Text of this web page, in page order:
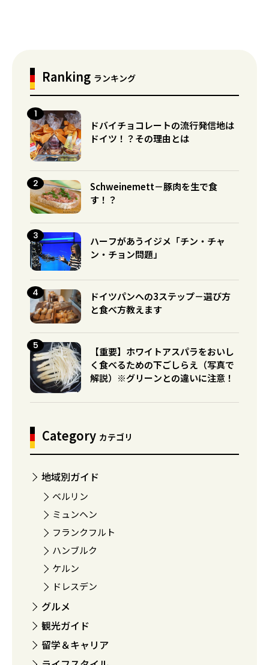
Ranking ランキング
ドバイチョコレートの流行発信地は
ドイツ！？その理由とは
Schweinemett－豚肉を生で食
す！？
ハーフがあうイジメ「チン・チャ
ン・チョン問題」
ドイツパンへの3ステップ－選び方
と食べ方教えます
【重要】ホワイトアスパラをおいし
く食べるための下ごしらえ（写真で
解説）※グリーンとの違いに注意！
Category カテゴリ
地域別ガイド
ベルリン
ミュンヘン
フランクフルト
ハンブルク
ケルン
ドレスデン
グルメ
観光ガイド
留学＆キャリア